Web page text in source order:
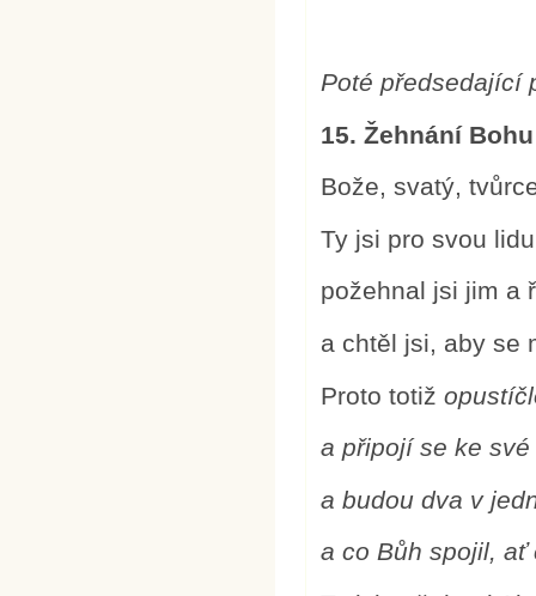
Poté předsedající
15. Žehnání
Bože, svatý,
Ty jsi pro svou
požehnal jsi jim a
a chtěl jsi, aby se
Proto totiž
a připojí se ke
a budou dva v
a co Bůh spojil, ať